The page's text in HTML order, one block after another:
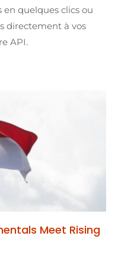
en quelques clics ou
directement à vos
API.
Meet Rising